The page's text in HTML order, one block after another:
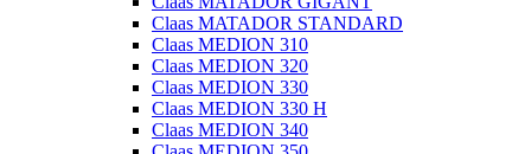
Claas MATADOR STANDARD
Claas MEDION 310
Claas MEDION 320
Claas MEDION 330
Claas MEDION 330 H
Claas MEDION 340